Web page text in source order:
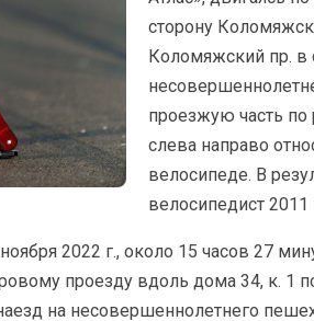
сторону
Коломяжский пр. в
проезжую часть
слева направо
велосипеде. В
велосипедист
2022 г., около 15 часов 27
проезду вдоль дома 34, к. 1
на несовершеннолетнего